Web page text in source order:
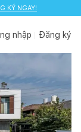
KÝ NGAY!
nhập Đăng ký